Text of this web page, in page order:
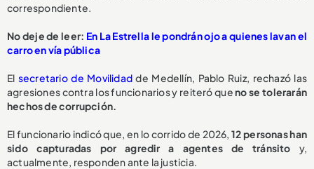
correspondiente.
No deje de leer: En La Estrella le pondrán ojo a quienes lavan el
carro en vía pública
El secretario de Movilidad de Medellín, Pablo Ruiz, rechazó las
agresiones contra los funcionarios y reiteró queno se tolerarán
hechos de corrupción.
El funcionario indicó que, en lo corrido de 2026,12 personas han
sido capturadas por agredir a agentes de tránsito y,
actualmente, responden ante la justicia.